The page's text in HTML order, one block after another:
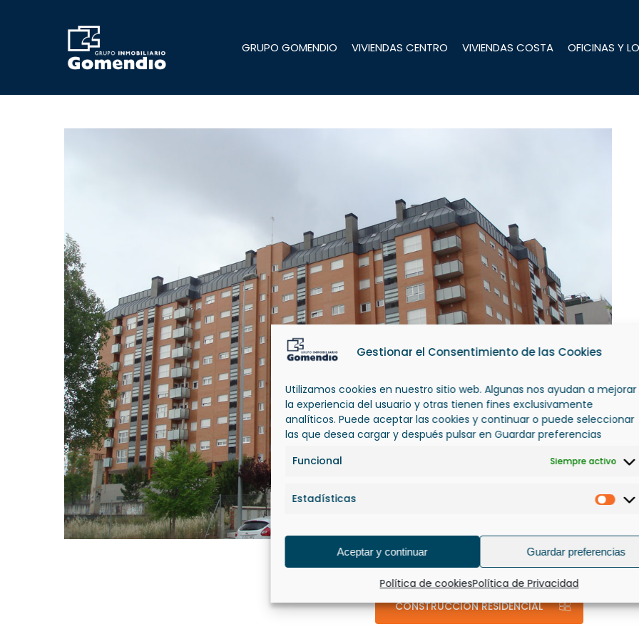
Gestionar el Consentimiento de las Cookies
Utilizamos cookies en nuestro sitio web. Algunas nos ayudan a mejorar
la experiencia del usuario y otras tienen fines exclusivamente
analíticos. Puede aceptar las cookies y continuar o puede seleccionar
las que desea cargar y después pulsar en Guardar preferencias
Funcional
Siempre activo
Estadísticas
Aceptar y continuar Guardar preferencias
Política de cookiesPolítica de Privacidad
GRUPO GOMENDIO VIVIENDAS CENTRO VIVIENDAS COSTA OFICINAS Y
CONSTRUCCIÓN RESIDENCIAL